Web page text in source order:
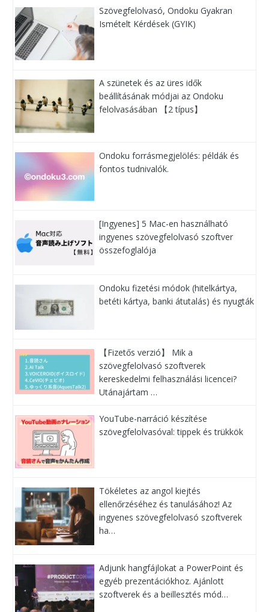
Szövegfelolvasó, Ondoku Gyakran
Ismételt Kérdések (GYIK)
A szünetek és az üres idők
beállításának módjai az Ondoku
felolvasásában 【2 típus】
Ondoku forrásmegjelölés: példák és
fontos tudnivalók.
[Ingyenes] 5 Mac-en használható
ingyenes szövegfelolvasó szoftver
összefoglalója
Ondoku fizetési módok (hitelkártya,
betéti kártya, banki átutalás) és nyugták
【Fizetős verzió】 Mik a
szövegfelolvasó szoftverek
kereskedelmi felhasználási licencei?
Utánajártam …
YouTube-narráció készítése
szövegfelolvasóval: tippek és trükkök
Tökéletes az angol kiejtés
ellenőrzéséhez és tanulásához! Az
ingyenes szövegfelolvasó szoftverek
ha…
Adjunk hangfájlokat a PowerPoint és
egyéb prezentációkhoz. Ajánlott
szoftverek és a beillesztés mód…